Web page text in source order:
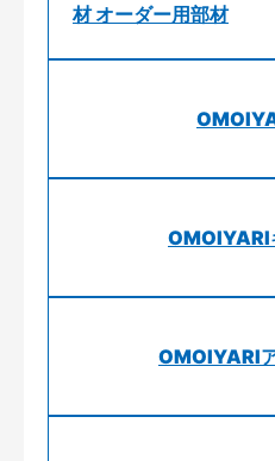
材 オーダー用部材
OMOIYARI
OMOIYARI